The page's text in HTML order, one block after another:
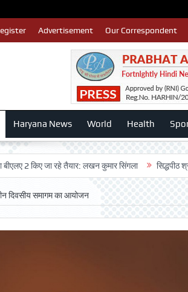
Advertisement Our Correspondent
Haryana News World Health
जा रहे तैयार: लखन कुमार सिंगला सिद्धपीठ श्री हनुमान
दिवसीय समागम का आयोजन